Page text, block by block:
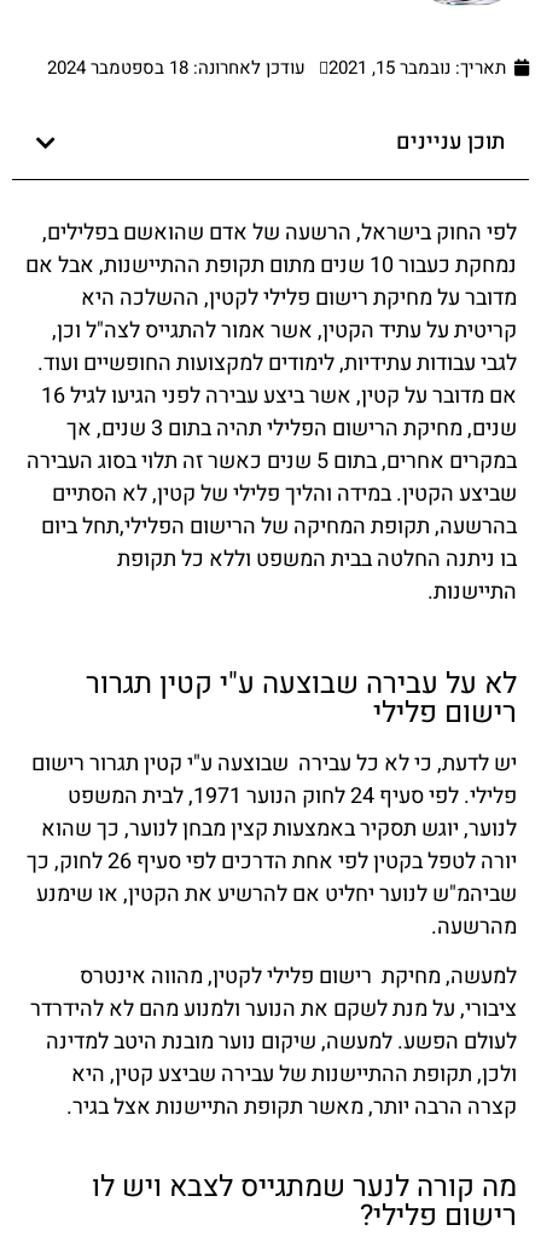
תאריך: נובמבר 15, 2021 עודכן לאחרונה: 18 בספטמבר 2024
תוכן עניינים
לפי החוק בישראל, הרשעה של אדם שהואשם בפלילים,
נמחקת כעבור 10 שנים מתום תקופת ההתיישנות, אבל אם
מדובר על מחיקת רישום פלילי לקטין, ההשלכה היא
קריטית על עתיד הקטין, אשר אמור להתגייס לצה"ל וכן,
לגבי עבודות עתידיות, לימודים למקצועות החופשיים ועוד.
אם מדובר על קטין, אשר ביצע עבירה לפני הגיעו לגיל 16
שנים, מחיקת הרישום הפלילי תהיה בתום 3 שנים, אך
במקרים אחרים, בתום 5 שנים כאשר זה תלוי בסוג העבירה
שביצע הקטין. במידה והליך פלילי של קטין, לא הסתיים
בהרשעה, תקופת המחיקה של הרישום הפלילי,תחל ביום
בו ניתנה החלטה בבית המשפט וללא כל תקופת
התיישנות.
לא על עבירה שבוצעה ע"י קטין תגרור
רישום פלילי
יש לדעת, כי לא כל עבירה שבוצעה ע"י קטין תגרור רישום
פלילי. לפי סעיף 24 לחוק הנוער 1971, לבית המשפט
לנוער, יוגש תסקיר באמצעות קצין מבחן לנוער, כך שהוא
יורה לטפל בקטין לפי אחת הדרכים לפי סעיף 26 לחוק, כך
שביהמ"ש לנוער יחליט אם להרשיע את הקטין, או שימנע
מהרשעה.
למעשה, מחיקת רישום פלילי לקטין, מהווה אינטרס
ציבורי, על מנת לשקם את הנוער ולמנוע מהם לא להידרדר
לעולם הפשע. למעשה, שיקום נוער מובנת היטב למדינה
ולכן, תקופת ההתיישנות של עבירה שביצע קטין, היא
קצרה הרבה יותר, מאשר תקופת התיישנות אצל בגיר.
מה קורה לנער שמתגייס לצבא ויש לו
רישום פלילי?